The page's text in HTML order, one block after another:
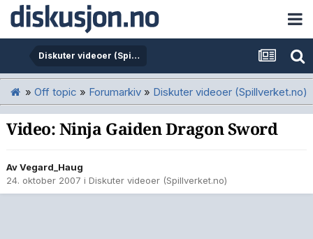
Diskuter videoer (Spillverket.no)
» Off topic » Forumarkiv » Diskuter videoer (Spillverket.no)
Video: Ninja Gaiden Dragon Sword
AvVegard_Haug
24. oktober 2007 i Diskuter videoer (Spillverket.no)